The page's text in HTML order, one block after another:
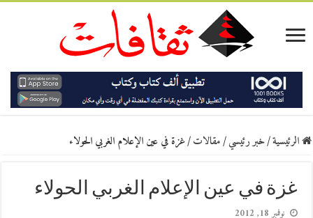
الرئيسية/خبر رئيسي/مقالات/غزة في عين الإعلام الغربي الحولاء
غزة في عين الإعلام الغربي الحولاء
نوفمبر 18, 2012